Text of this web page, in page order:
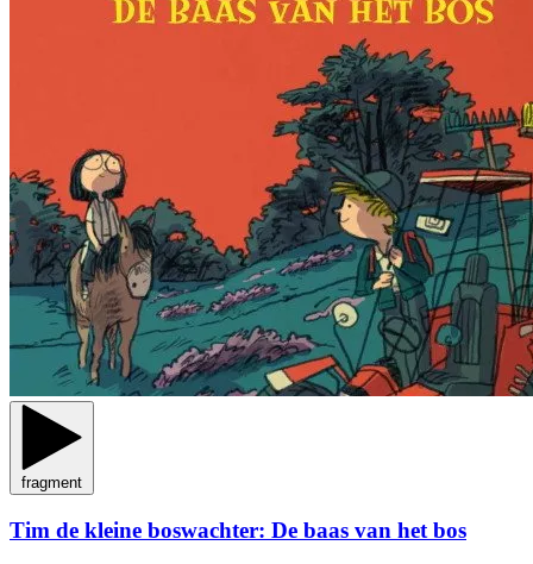
fragment
Tim de kleine boswachter: De baas van het bos